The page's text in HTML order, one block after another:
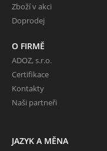
Zboží v akci
Doprodej
O FIRMĚ
ADOZ, s.r.o.
Certifikace
Kontakty
Naši partneři
JAZYK A MĚNA